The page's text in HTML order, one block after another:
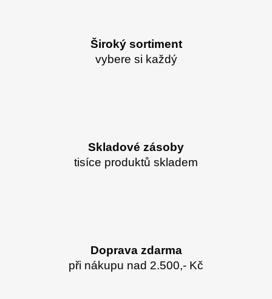
Široký sortiment
vybere si každý
Skladové zásoby
tisíce produktů skladem
Doprava zdarma
při nákupu nad 2.500,- Kč